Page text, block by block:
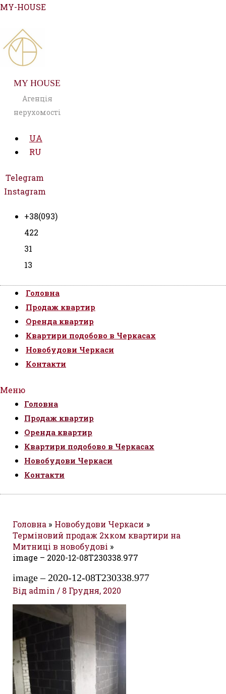
Перейти
вмісту
MY-HOUSE
MY HOUSE
Агенція
нерухомості
UA
RU
Telegram
Instagram
+38(093)
422
31
13
Головна
Продаж квартир
Оренда квартир
Квартири подобово в Черкасах
Новобудови Черкаси
Контакти
Меню
Головна
Продаж квартир
Оренда квартир
Квартири подобово в Черкасах
Новобудови Черкаси
Контакти
Головна
Новобудови Черкаси
Терміновий продаж 2хком квартири на
Митниці в новобудові
image – 2020-12-08T230338.977
image – 2020-12-08T230338.977
Від admin / 8 Грудня, 2020